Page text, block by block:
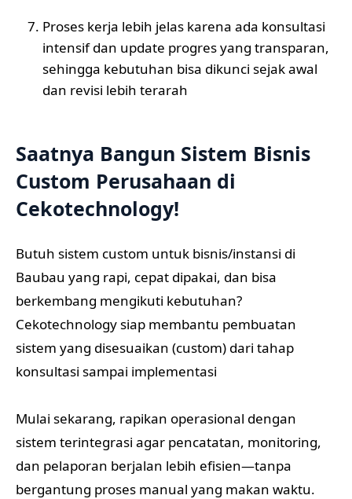
Proses kerja lebih jelas karena ada konsultasi
intensif dan update progres yang transparan,
sehingga kebutuhan bisa dikunci sejak awal
dan revisi lebih terarah
Saatnya Bangun Sistem Bisnis
Custom Perusahaan di
Cekotechnology!
Butuh sistem custom untuk bisnis/instansi di
Baubau yang rapi, cepat dipakai, dan bisa
berkembang mengikuti kebutuhan?
Cekotechnology siap membantu pembuatan
sistem yang disesuaikan (custom) dari tahap
konsultasi sampai implementasi
Mulai sekarang, rapikan operasional dengan
sistem terintegrasi agar pencatatan, monitoring,
dan pelaporan berjalan lebih efisien—tanpa
bergantung proses manual yang makan waktu.